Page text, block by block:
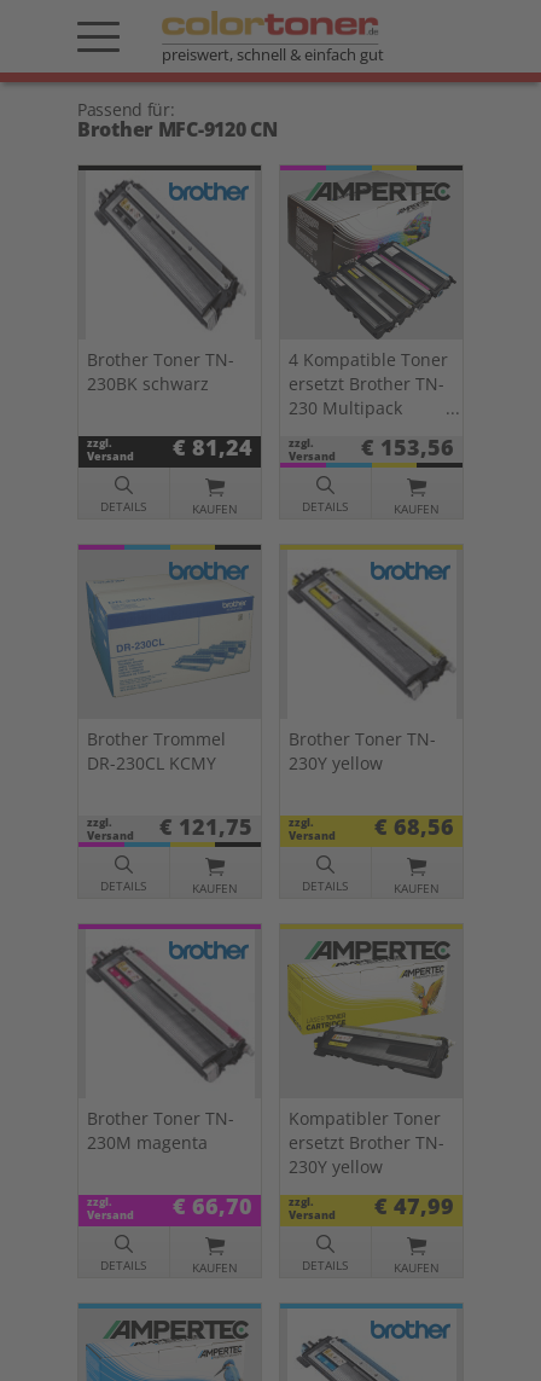
preiswert, schnell & einfach gut
Passend für:
Brother MFC-9120 CN
Brother Toner TN-
230BK schwarz
zzgl.
Versand
€ 81,24
DETAILS KAUFEN
4 Kompatible Toner
ersetzt Brother TN-
230 Multipack
zzgl.
Versand
€ 153,56
DETAILS KAUFEN
Brother Trommel
DR-230CL KCMY
zzgl.
Versand
€ 121,75
DETAILS KAUFEN
Brother Toner TN-
230Y yellow
zzgl.
Versand
€ 68,56
DETAILS KAUFEN
Brother Toner TN-
230M magenta
zzgl.
Versand
€ 66,70
DETAILS KAUFEN
Kompatibler Toner
ersetzt Brother TN-
230Y yellow
zzgl.
Versand
€ 47,99
DETAILS KAUFEN